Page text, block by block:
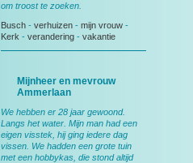
om troost te zoeken.
Busch - verhuizen - mijn vrouw -
Kerk - verandering - vakantie
Mijnheer en mevrouw
Ammerlaan
We hebben er 28 jaar gewoond.
Langs het water. Mijn man had een
eigen visstek, hij ging iedere dag
vissen. We hadden een grote tuin
met een hobbykas, die stond altijd